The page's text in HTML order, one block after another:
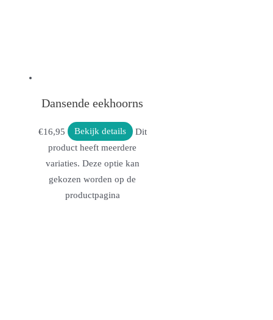
Dansende eekhoorns
€16,95 Bekijk details
Dit
product heeft meerdere
variaties. Deze optie kan
gekozen worden op de
productpagina